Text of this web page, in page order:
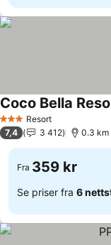
3 StjernerResort
Coco Bella
7,4 3 412 0.3 km
Fra 359 kr
Se priser fra 6